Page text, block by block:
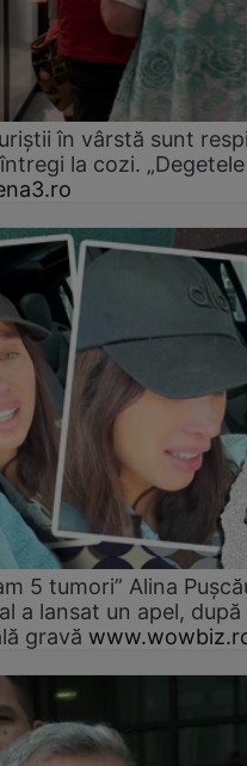
în vârstă sunt
la cozi. „Degetele
5 tumori” Alina
a lansat un apel, după
gravă